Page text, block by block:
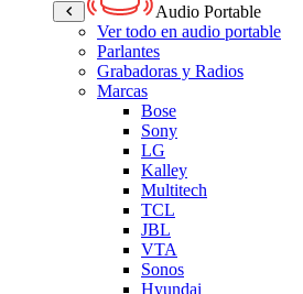
Audio Portable
Ver todo en audio portable
Parlantes
Grabadoras y Radios
Marcas
Bose
Sony
LG
Kalley
Multitech
TCL
JBL
VTA
Sonos
Hyundai